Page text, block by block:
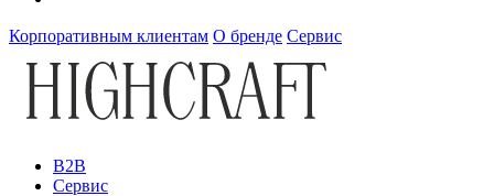
Корпоративным клиентам О бренде Сервис
B2B
Сервис